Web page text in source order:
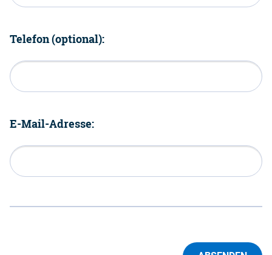
Telefon (optional):
E-Mail-Adresse: